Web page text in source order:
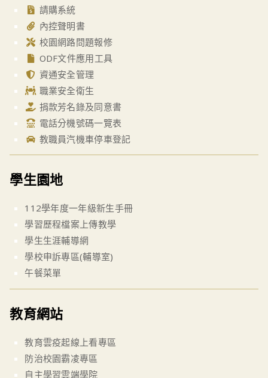
請購系統
內控聲明書
校園網路問題報修
ODF文件應用工具
資通安全管理
職業安全衛生
捐款芳名錄及同意書
電話分機號碼一覽表
教職員汽機車停車登記
學生園地
112學年度一年級新生手冊
學習歷程檔案上傳教學
學生生涯輔導網
學校申訴專區(輔導室)
午餐菜單
教育網站
教育雲疫起線上看專區
防治校園霸凌專區
自主學習雲端學院